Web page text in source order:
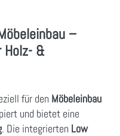
–
Holz- &
für den Möbeleinbau
und bietet eine
. Die integrierten Low